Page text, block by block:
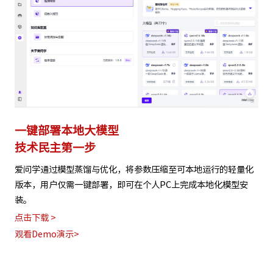
一键部署本地大模型
技术民主第一步
爱问学通过模型蒸馏与优化，将参数压缩至可本地运行的轻量化
版本，用户仅需一键部署，即可在个人PC上完成本地化模型安
装。
点击下载 >
观看Demo演示>